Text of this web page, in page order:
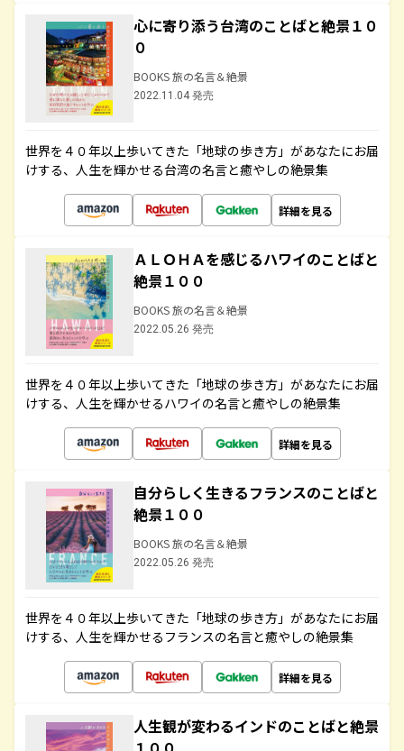
心に寄り添う台湾のことばと絶景１０
０
BOOKS 旅の名言＆絶景
2022.11.04 発売
世界を４０年以上歩いてきた「地球の歩き方」があなたにお届
けする、人生を輝かせる台湾の名言と癒やしの絶景集
詳細を見る
ＡＬＯＨＡを感じるハワイのことばと
絶景１００
BOOKS 旅の名言＆絶景
2022.05.26 発売
世界を４０年以上歩いてきた「地球の歩き方」があなたにお届
けする、人生を輝かせるハワイの名言と癒やしの絶景集
詳細を見る
自分らしく生きるフランスのことばと
絶景１００
BOOKS 旅の名言＆絶景
2022.05.26 発売
世界を４０年以上歩いてきた「地球の歩き方」があなたにお届
けする、人生を輝かせるフランスの名言と癒やしの絶景集
詳細を見る
人生観が変わるインドのことばと絶景